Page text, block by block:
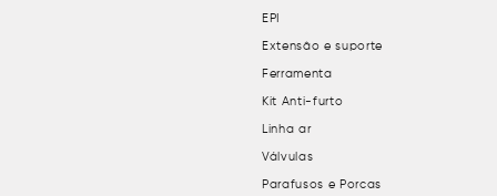
EPI
Extensão e suporte
Ferramenta
Kit Anti-furto
Linha ar
Válvulas
Parafusos e Porcas